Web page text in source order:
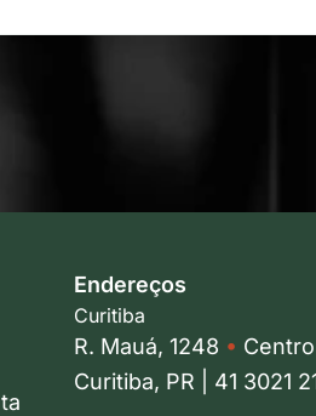
Endereços
Curitiba
R. Mauá, 1248 •
Curitiba, PR | 41 3021